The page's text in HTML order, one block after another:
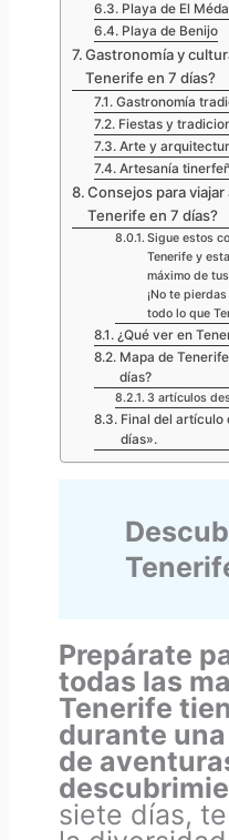
Playa de El
Playa de Benijo
Gastronomía y
Tenerife en 7 días?
Gastronomía
Fiestas y
Arte y
Artesanía
Consejos para
Tenerife en 7 días?
Sigue estos
Tenerife y
máximo de
¡No te
todo lo que
¿Qué ver en
Mapa de
días?
3 artículos
Final del artículo
días».
Prepárate
todas las
Tenerife
durante
de
siete días,